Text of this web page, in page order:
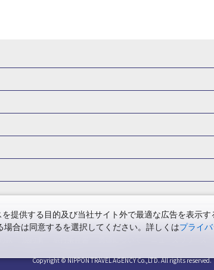
福井県 甲信越 山梨県 新潟県 長野県 東海
兵庫県 奈良県 和歌山県 四国 徳島県 高知県
東京都ホテル・旅館 神奈川県ホテル・旅館
栃木県ホテル・旅館 群馬県ホテル・旅館
富
兵庫県ホテル・旅館 奈良県ホテル・旅館
和歌山
島根県ホテル・旅館 山口県ホテル・旅館
福
熊本県ホテル・旅館 大分県ホテル・旅館
宮崎県ホ
温泉(北海道) 東北 花巻温泉(岩手) 蔵王温泉(山
福島) 北陸 和倉温泉(石川) 宇奈月温泉(富山)
泉(長野) 東海 浜名湖かんざんじ温泉(静岡) 下
道後温泉(愛媛) 九州 雲仙温泉(長崎) 黒川温泉(
東京旅行・ツアー 神奈川旅行・ツアー 埼玉旅
旅行・ツアー 北陸 富山旅行・ツアー 石川旅行
ー 長野旅行・ツアー 東海 静岡旅行・ツアー
滋賀旅行・ツアー 京都旅行・ツアー 大阪旅行・
国 徳島旅行・ツアー 高知旅行・ツアー 香川旅
旅行・ツアー 熊本旅行・ツアー 大分旅行・ツアー
の国内旅行 夏休み・お盆の国内旅行 7月の国内旅
内旅行 紅葉旅行 クリスマスの国内旅行
年末年
Copyright © NIPPON TRAVEL AGENCY Co.,LTD. All rights reserved.
提供する目的及び当社サイト外で最適な広告を表示
合は同意するを選択してください。詳しくはプライ